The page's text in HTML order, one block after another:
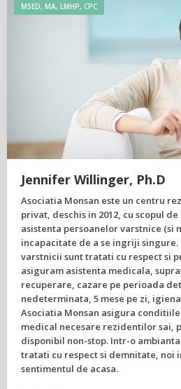
MSED, MA, LMHP, CPC
Jennifer Willinger, Ph.D
Asociatia Monsan este un centru
privat, deschis in 2012, cu scopul
asistenta persoanelor varstnice (si
incapacitate de a se ingriji singure.
varstnicii sunt tratati cu respect si
asiguram asistenta medicala,
recuperare, cazare pe perioada
nedeterminata, 5 mese pe zi,
Asociatia Monsan asigura
medical necesare rezidentilor sai,
disponibil non-stop. Intr-o
tratati cu respect si demnitate, noi
sentimentul de acasa.